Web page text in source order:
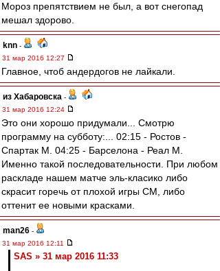
Мороз препятствием не был, а вот снегопад
мешал здорово.
knn -
31 мар 2016 12:27
Главное, чтоб андердогов не лайкали.
из Хабаровска -
31 мар 2016 12:24
Это они хорошо придумали... Смотрю
программу на субботу:... 02:15 - Ростов -
Спартак М. 04:25 - Барселона - Реал М.
Именно такой последовательности. При любом
раскладе нашем матче эль-класико либо
скрасит горечь от плохой игры СМ, либо
оттенит ее новыми красками.
man26 -
31 мар 2016 12:11
SAS » 31 мар 2016 11:33